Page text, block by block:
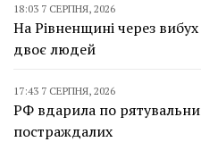
18:03 7 СЕРПНЯ, 2026
На Рівненщині через
двоє людей
17:43 7 СЕРПНЯ, 2026
РФ вдарила по
постраждалих